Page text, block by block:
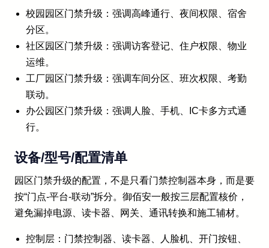
校园园区门禁升级：强调高峰通行、夜间权限、宿舍
分区。
社区园区门禁升级：强调访客登记、住户权限、物业
运维。
工厂园区门禁升级：强调车间分区、班次权限、考勤
联动。
办公园区门禁升级：强调人脸、手机、IC卡多方式通
行。
设备/型号/配置清单
园区门禁升级的配置，不是只看门禁控制器本身，而是要
按“门点-平台-联动”拆分。御佰安一般按三层配置核价，
避免漏掉电源、读卡器、网关、通讯转换和施工辅材。
控制层：门禁控制器、读卡器、人脸机、开门按钮、